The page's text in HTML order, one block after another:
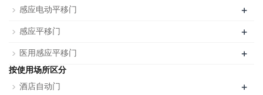
感应电动平移门 +
感应平移门 +
医用感应平移门 +
按使用场所区分
酒店自动门
+